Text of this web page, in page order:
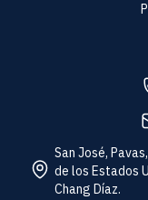
San José,
de los Estados
Chang Díaz.